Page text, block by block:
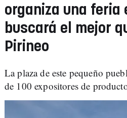
organiza una feria
buscará el mejor
Pirineo
La plaza de este pequeño
de 100 expositores de